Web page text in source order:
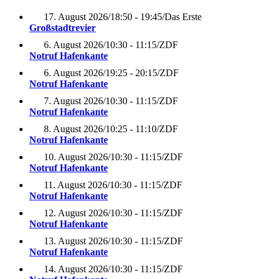
17. August 2026/18:50 - 19:45/Das Erste
Großstadtrevier
6. August 2026/10:30 - 11:15/ZDF
Notruf Hafenkante
6. August 2026/19:25 - 20:15/ZDF
Notruf Hafenkante
7. August 2026/10:30 - 11:15/ZDF
Notruf Hafenkante
8. August 2026/10:25 - 11:10/ZDF
Notruf Hafenkante
10. August 2026/10:30 - 11:15/ZDF
Notruf Hafenkante
11. August 2026/10:30 - 11:15/ZDF
Notruf Hafenkante
12. August 2026/10:30 - 11:15/ZDF
Notruf Hafenkante
13. August 2026/10:30 - 11:15/ZDF
Notruf Hafenkante
14. August 2026/10:30 - 11:15/ZDF